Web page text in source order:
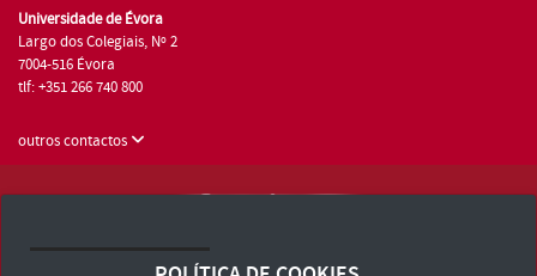
Universidade de Évora
Largo dos Colegiais, Nº 2
7004-516 Évora
tlf: +351 266 740 800
outros contactos
Consulte os Termos e Condições e Política de Privacidade